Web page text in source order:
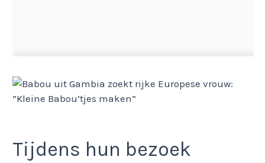
Tijdens hun bezoek